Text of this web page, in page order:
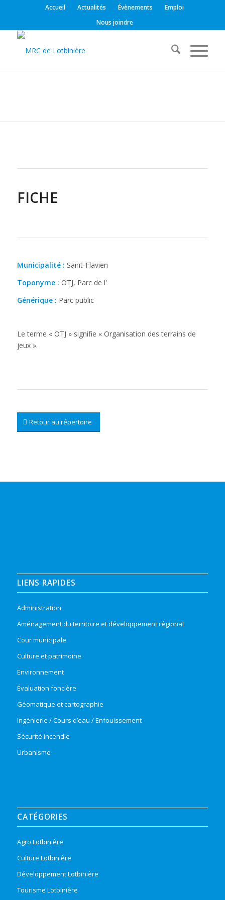
Accueil Actualités Évènements
Emploi
Nous joindre
FICHE
Municipalité : Saint-Flavien
Toponyme : OTJ, Parc de l'
Générique : Parc public
Le terme « OTJ » signifie « Organisation des terrains de
jeux ».
Retour au répertoire
LIENS RAPIDES
Administration
Aménagement du territoire et développement régional
Cour municipale
Culture et patrimoine
Environnement
Évaluation foncière
Géomatique et cartographie
Ingénierie / Cours d’eau / Enfouissement
Sécurité incendie
Urbanisme
CATÉGORIES
Agro Lotbinière
Culture Lotbinière
Développement Lotbinière
Tourisme Lotbinière